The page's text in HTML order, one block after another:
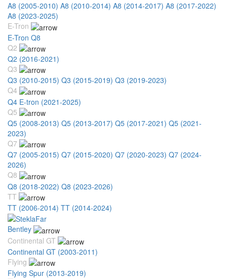
A8 (2005-2010) A8 (2010-2014) A8 (2014-2017) A8 (2017-2022)
A8 (2023-2025)
E-Tron
E-Tron Q8
Q2
Q2 (2016-2021)
Q3
Q3 (2010-2015) Q3 (2015-2019) Q3 (2019-2023)
Q4
Q4 E-tron (2021-2025)
Q5
Q5 (2008-2013) Q5 (2013-2017) Q5 (2017-2021) Q5 (2021-
2023)
Q7
Q7 (2005-2015) Q7 (2015-2020) Q7 (2020-2023) Q7 (2024-
2026)
Q8
Q8 (2018-2022) Q8 (2023-2026)
TT
TT (2006-2014) TT (2014-2024)
Bentley
Continental GT
Continental GT (2003-2011)
Flying
Flying Spur (2013-2019)